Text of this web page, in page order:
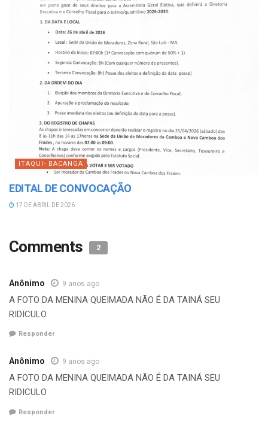
ITAQUI- BACANGA
EDITAL DE CONVOCAÇÃO
17 DE ABRIL DE 2026
Comments 2
Anônimo 9 anos ago
A FOTO DA MENINA QUEIMADA NÃO É DA TAINÁ SEU
RIDICULO
Responder
Anônimo 9 anos ago
A FOTO DA MENINA QUEIMADA NÃO É DA TAINÁ SEU
RIDICULO
Responder